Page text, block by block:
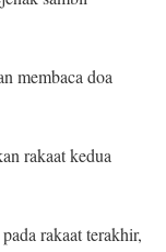
membaca doa
rakaat kedua
rakaat terakhir,